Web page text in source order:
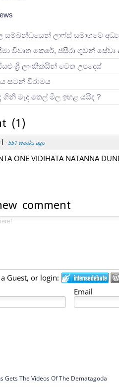
සම්බන්ධයෙන් ලාෆ්ස් සමාගමේ
විවෘත කෙරේ, ජසීරා ගුවන්
ශ්‍රී ලාංකිකයින් වෙත උපදෙස්
සටන් විරාමය
ගිනි මැද තෙල් මිල ඉහළ යයිද ?
(1 )
· 551 weeks ago
ONE VIDIHATA NATANNA
comment
Guest, or login:
Email
Gets The Videos Of The Dematagoda